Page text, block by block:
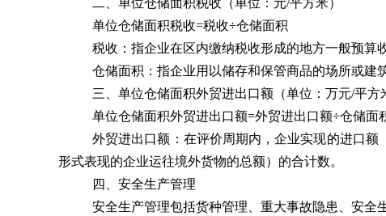
二、单位仓储面积税收（单位：元/平方米）
单位仓储面积税收=税收÷仓储面积
税收：指企业在区内缴纳税收形成的地方一般预算
仓储面积：指企业用以储存和保管商品的场所或建
三、单位仓储面积外贸进出口额（单位：万元/平方
单位仓储面积外贸进出口额=外贸进出口额÷仓储面
外贸进出口额：在评价周期内，企业实现的进口
形式表现的企业运往境外货物的总额）的合计数。
四、安全生产管理
安全生产管理包括货种管理、重大事故隐患、安全